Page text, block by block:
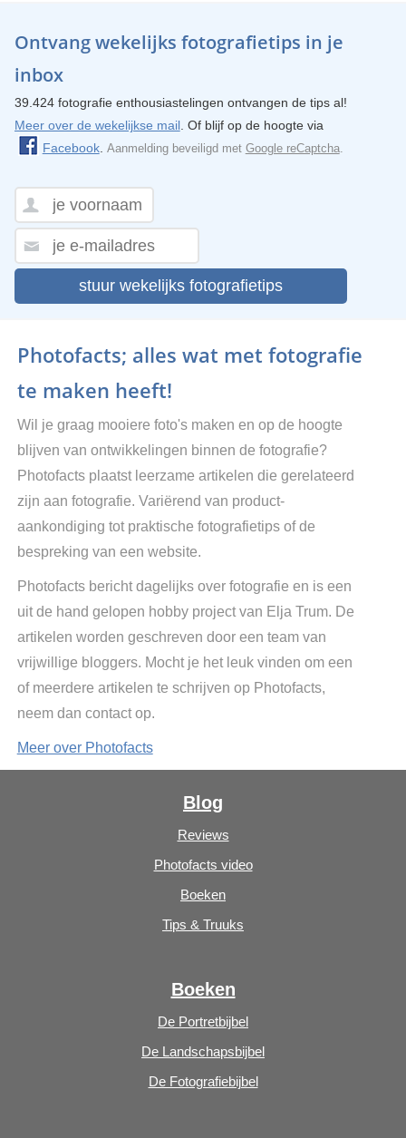
Ontvang wekelijks fotografietips in je
inbox
39.424 fotografie enthousiastelingen ontvangen de tips al!
Meer over de wekelijkse mail. Of blijf op de hoogte via
Facebook. Aanmelding beveiligd met Google reCaptcha.
stuur wekelijks fotografietips
Photofacts; alles wat met fotografie
te maken heeft!
Wil je graag mooiere foto's maken en op de hoogte
blijven van ontwikkelingen binnen de fotografie?
Photofacts plaatst leerzame artikelen die gerelateerd
zijn aan fotografie. Variërend van product-
aankondiging tot praktische fotografietips of de
bespreking van een website.
Photofacts bericht dagelijks over fotografie en is een
uit de hand gelopen hobby project van Elja Trum. De
artikelen worden geschreven door een team van
vrijwillige bloggers. Mocht je het leuk vinden om een
of meerdere artikelen te schrijven op Photofacts,
neem dan contact op.
Meer over Photofacts
Blog
Reviews
Photofacts video
Boeken
Tips & Truuks
Boeken
De Portretbijbel
De Landschapsbijbel
De Fotografiebijbel